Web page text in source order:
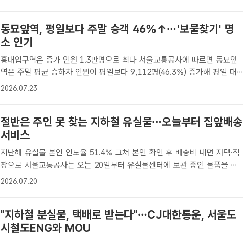
동묘앞역, 평일보다 주말 승객 46%↑…'보물찾기' 명
소 인기
홍대입구역은 증가 인원 1.3만명으로 최다 서울교통공사에 따르면 동묘앞
역은 주말 평균 승하차 인원이 평일보다 9,112명(46.3%) 증가해 평일 대
비 가장 높은 증가율을 기록했다. 사진은 서울 동묘 구제시장 일대의 모습. /
2026.07.23
절반은 주인 못 찾는 지하철 유실물…오늘부터 집앞배송
서비스
지난해 유실물 본인 인도율 51.4% 그쳐 본인 확인 후 배송비 내면 자택·직
장으로 서울교통공사는 오는 20일부터 유실물센터에 보관 중인 물품을 원
하는 주소로 배송해주는 '유실물 집앞배송 서비스'를 시행한다. /서울교통공
2026.07.20
"지하철 분실물, 택배로 받는다"…CJ대한통운, 서울도
시철도ENG와 MOU